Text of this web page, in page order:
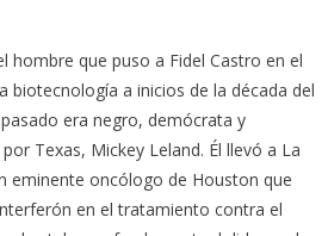
hombre que puso a Fidel Castro en el
biotecnología a inicios de la década del
era negro, demócrata y
Texas, Mickey Leland. Él llevó a La
eminente oncólogo de Houston que
en el tratamiento contra el